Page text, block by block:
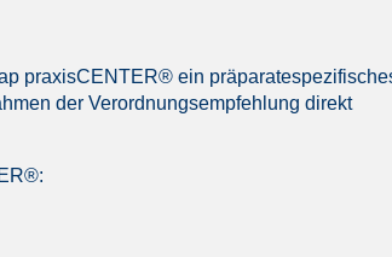
praxisCENTER® ein
der Verordnungsempfehlung direkt